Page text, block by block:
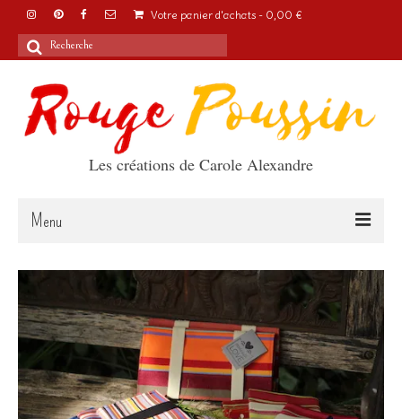
Votre panier d'achats - 0,00 €
Rechercher
Les créations de Carole Alexandre
Menu
Accueil
Articles
A propos
Boutique